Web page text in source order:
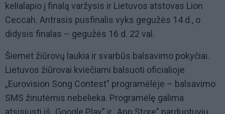
kelialapio į finalą varžysis ir Lietuvos atstovas Lion
Ceccah. Antrasis pusfinalis vyks gegužės 14 d., o
didysis finalas – gegužės 16 d. 22 val.
Šiemet žiūrovų laukia ir svarbūs balsavimo pokyčiai.
Lietuvos žiūrovai kviečiami balsuoti oficialioje
„Eurovision Song Contest" programėlėje – balsavimo
SMS žinutėmis nebelieka. Programėlę galima